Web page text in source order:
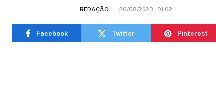
REDAÇÃO 26/08/2023 - 01:02
Facebook Twitter Pinterest